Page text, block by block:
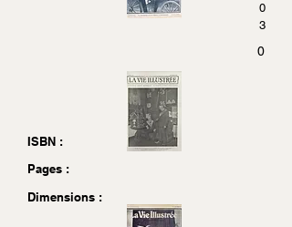
0
3
0
ISBN :
Pages :
Dimensions :